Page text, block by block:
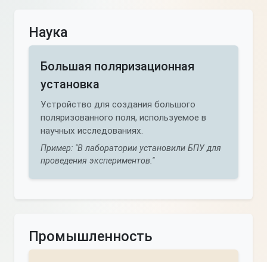
Наука
Большая поляризационная
установка
Устройство для создания большого
поляризованного поля, используемое в
научных исследованиях.
Пример: "В лаборатории установили БПУ для
проведения экспериментов."
Промышленность